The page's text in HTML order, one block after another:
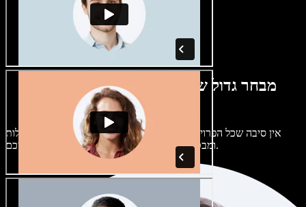
מבחר גדול של קולות נשים וגברים במגוון
מבטאים
אין סיבה שכל הפרויקטים יישמעו אותו דבר. בחרו מתוך מאות קולות
ומבטאים של בינה מלאכותית והתאימו אותם אליכם.